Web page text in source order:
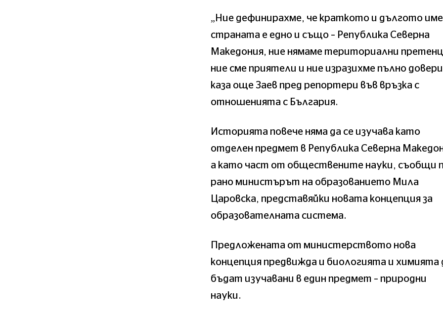
„Ние дефинирахме, че краткото и дългото име
страната е едно и също – Република Северна
Македония, ние нямаме териториални
ние сме приятели и ние изразихме пълно
каза още Заев пред репортери във връзка с
отношенията с България.
Историята повече няма да се изучава като
отделен предмет в Република Северна
а като част от обществените науки, съобщи
рано министърът на образованието Мила
Царовска, представяйки новата концепция за
образователната система.
Предложената от министерството нова
концепция предвижда и биологията и химията
бъдат изучавани в един предмет – природни
науки.